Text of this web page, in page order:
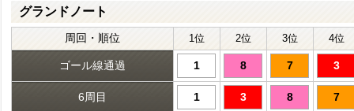
グランドノート
周回・順位 1位 2位 3位 4位
ゴール線通過 1 8 7 3
6周目 1 3 8 7